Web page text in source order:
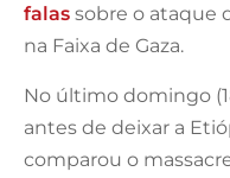
falas sobre o ataque
na Faixa de Gaza.
No último domingo
antes de deixar a
comparou o